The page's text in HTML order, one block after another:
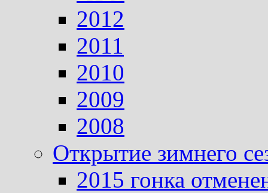
2012
2011
2010
2009
2008
Открытие зимнего
2015 гонка